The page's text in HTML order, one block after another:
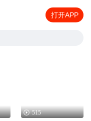
打开APP
515